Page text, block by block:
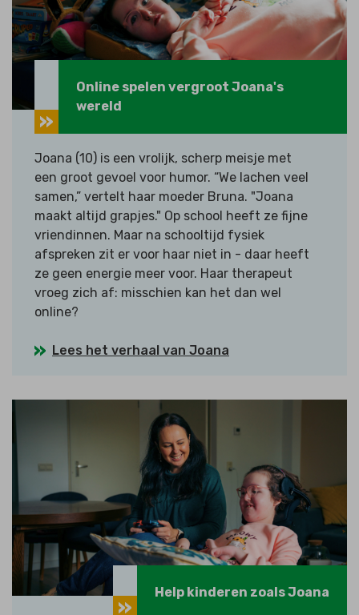
Online spelen vergroot Joana's
wereld
Joana (10) is een vrolijk, scherp meisje met
een groot gevoel voor humor. “We lachen veel
samen,” vertelt haar moeder Bruna. "Joana
maakt altijd grapjes." Op school heeft ze fijne
vriendinnen. Maar na schooltijd fysiek
afspreken zit er voor haar niet in - daar heeft
ze geen energie meer voor. Haar therapeut
vroeg zich af: misschien kan het dan wel
online?
Lees het verhaal van Joana
Help kinderen zoals Joana